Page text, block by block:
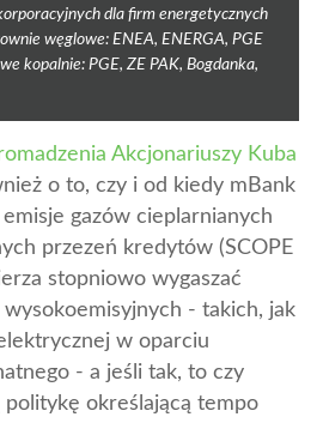
dla firm energetycznych
węglowe: ENEA, ENERGA, PGE
kopalnie: PGE, ZE PAK, Bogdanka,
Akcjonariuszy Kuba
o to, czy i od kiedy mBank
gazów cieplarnianych
przezeń kredytów (SCOPE
stopniowo wygaszać
- takich, jak
w oparciu
- a jeśli tak, to czy
określającą tempo